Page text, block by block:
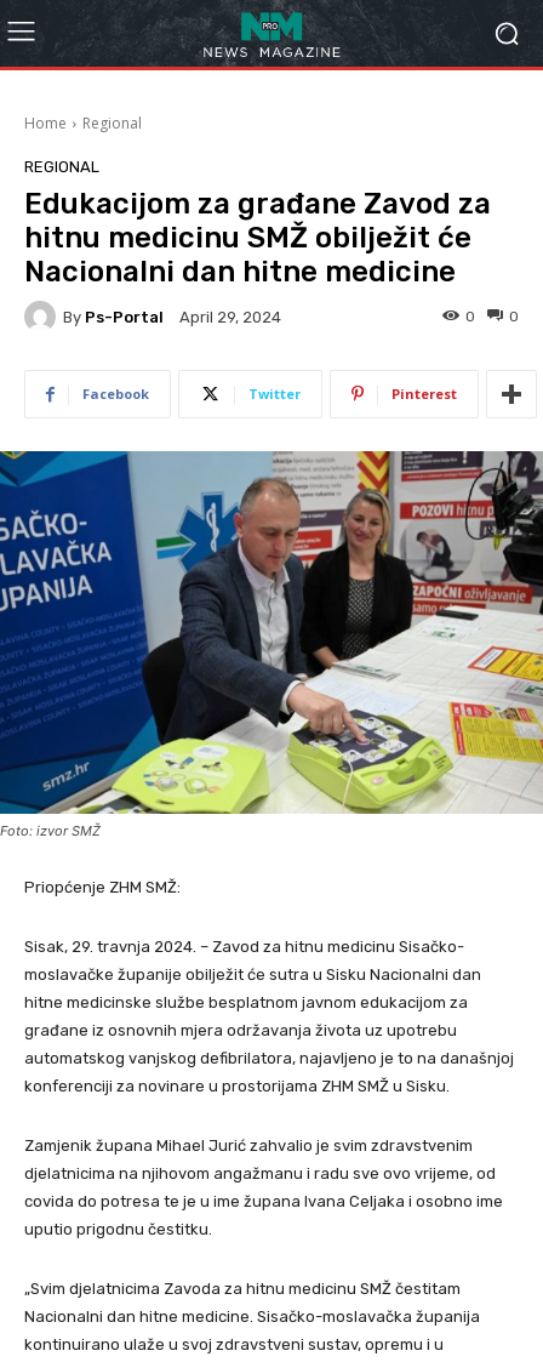
Home Regional
REGIONAL
Edukacijom za građane Zavod za
hitnu medicinu SMŽ obilježit će
Nacionalni dan hitne medicine
By Ps-Portal April 29, 2024 0
0
Facebook Twitter Pinterest
Foto: izvor SMŽ
Priopćenje ZHM SMŽ:
Sisak, 29. travnja 2024. – Zavod za hitnu medicinu Sisačko-
moslavačke županije obilježit će sutra u Sisku Nacionalni dan
hitne medicinske službe besplatnom javnom edukacijom za
građane iz osnovnih mjera održavanja života uz upotrebu
automatskog vanjskog defibrilatora, najavljeno je to na današnjoj
konferenciji za novinare u prostorijama ZHM SMŽ u Sisku.
Zamjenik župana Mihael Jurić zahvalio je svim zdravstvenim
djelatnicima na njihovom angažmanu i radu sve ovo vrijeme, od
covida do potresa te je u ime župana Ivana Celjaka i osobno ime
uputio prigodnu čestitku.
„Svim djelatnicima Zavoda za hitnu medicinu SMŽ čestitam
Nacionalni dan hitne medicine. Sisačko-moslavačka županija
kontinuirano ulaže u svoj zdravstveni sustav, opremu i u